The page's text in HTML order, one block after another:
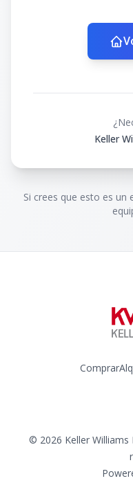
Keller
Si crees que esto es
Comprar
© 2026 Keller